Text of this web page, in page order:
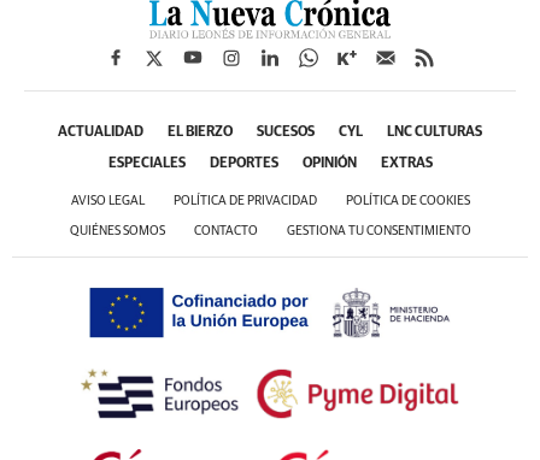
ACTUALIDAD EL BIERZO SUCESOS CYL LNC CULTURAS
ESPECIALES DEPORTES OPINIÓN EXTRAS
AVISO LEGAL POLÍTICA DE PRIVACIDAD POLÍTICA DE COOKIES
QUIÉNES SOMOS CONTACTO GESTIONA TU CONSENTIMIENTO